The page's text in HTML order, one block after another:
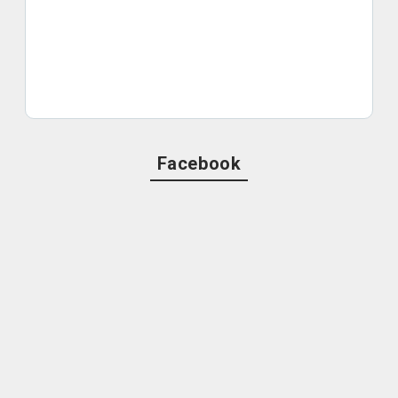
Facebook